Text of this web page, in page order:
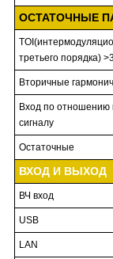
ОСТАТОЧНЫЕ
третьего порядка)
Вторичные
Вход по отношению
сигналу
Остаточные
ВХОД И ВЫХОД
ВЧ вход
USB
LAN